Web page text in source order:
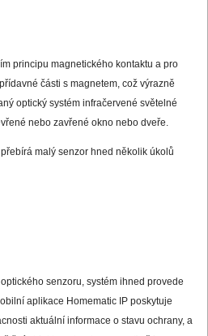
principu magnetického kontaktu a pro
části s magnetem, což výrazně
optický systém infračervené světelné
nebo zavřené okno nebo dveře.
malý senzor hned několik úkolů
senzoru, systém ihned provede
aplikace Homematic IP poskytuje
aktuální informace o stavu ochrany, a